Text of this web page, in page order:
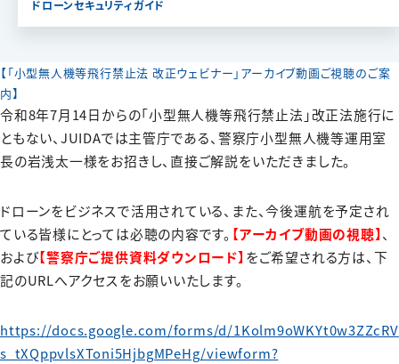
ドローンセキュリティガイド
【「小型無人機等飛行禁止法 改正ウェビナー」アーカイブ動画ご視聴のご案
内】
令和8年7月14日からの「小型無人機等飛行禁止法」改正法施行に
ともない、JUIDAでは主管庁である、警察庁小型無人機等運用室
長の岩浅太一様をお招きし、直接ご解説をいただきました。
ドローンをビジネスで活用されている、また、今後運航を予定され
ている皆様にとっては必聴の内容です。 【アーカイブ動画の視聴】、
および【警察庁ご提供資料ダウンロード】 をご希望される方は、下
記のURLへアクセスをお願いいたします。
https://docs.google.com/forms/d/1Kolm9oWKYt0w3ZZcRV
s_tXQppvlsXToni5HjbgMPeHg/viewform?